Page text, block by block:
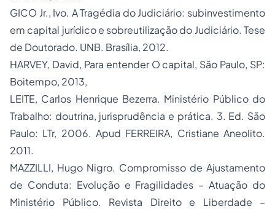
GICO Jr., Ivo. A Tragédia do Judiciário: subinvestimento
em capital jurídico e sobreutilização do Judiciário. Tese
de Doutorado. UNB. Brasília, 2012.
HARVEY, David, Para entender O capital, São Paulo, SP:
Boitempo, 2013,
LEITE, Carlos Henrique Bezerra. Ministério Público do
Trabalho: doutrina, jurisprudência e prática. 3. Ed. São
Paulo: LTr, 2006. Apud FERREIRA, Cristiane Aneolito.
2011.
MAZZILLI, Hugo Nigro. Compromisso de Ajustamento
de Conduta: Evolução e Fragilidades – Atuação do
Ministério Público. Revista Direito e Liberdade –